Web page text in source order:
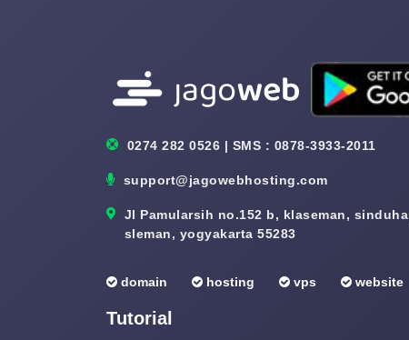
0274 282 0526 | SMS : 0878-3933-2011
support@jagowebhosting.com
Jl Pamularsih no.152 b, klaseman,
sleman, yogyakarta 55283
domain hosting vps website
Tutorial